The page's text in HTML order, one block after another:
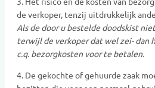
de verkoper, tenzij uitdrukkelijk
Als de door u bestelde doodskist
terwijl de verkoper dat wel zei- dan
c.q. bezorgkosten voor te betalen.
4. De gekochte of gehuurde zaak